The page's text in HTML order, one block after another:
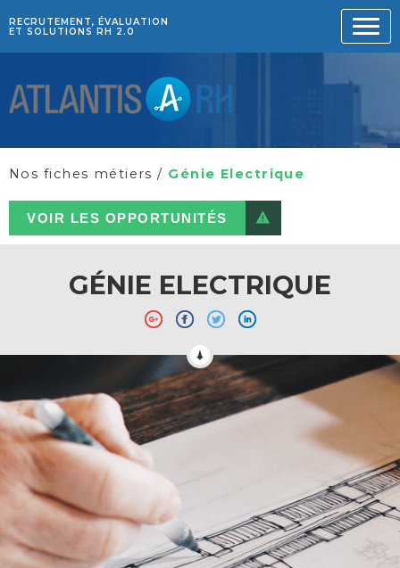
RECRUTEMENT, ÉVALUATION
ET SOLUTIONS RH 2.0
Nos fiches métiers / Génie Electrique
VOIR LES OPPORTUNITÉS
GÉNIE ELECTRIQUE